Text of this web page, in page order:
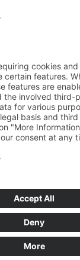
BIOSWING
de BIOSWING
de BIOSWING